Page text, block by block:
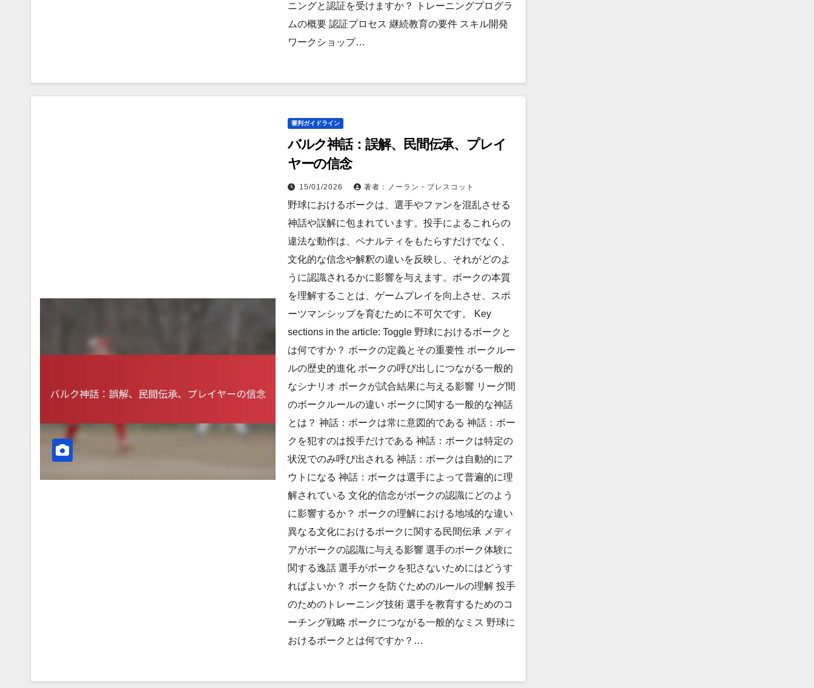
ニングと認証を受けますか？ トレーニングプログラ
ムの概要 認証プロセス 継続教育の要件 スキル開発
ワークショップ…
審判ガイドライン
バルク神話：誤解、民間伝承、プレイ
ヤーの信念
15/01/2026 著者：ノーラン・プレスコット
野球におけるボークは、選手やファンを混乱させる
神話や誤解に包まれています。投手によるこれらの
違法な動作は、ペナルティをもたらすだけでなく、
文化的な信念や解釈の違いを反映し、それがどのよ
うに認識されるかに影響を与えます。ボークの本質
を理解することは、ゲームプレイを向上させ、スポ
ーツマンシップを育むために不可欠です。 Key
sections in the article: Toggle 野球におけるボークと
は何ですか？ ボークの定義とその重要性 ボークルー
ルの歴史的進化 ボークの呼び出しにつながる一般的
なシナリオ ボークが試合結果に与える影響 リーグ間
のボークルールの違い ボークに関する一般的な神話
とは？ 神話：ボークは常に意図的である 神話：ボー
クを犯すのは投手だけである 神話：ボークは特定の
状況でのみ呼び出される 神話：ボークは自動的にア
ウトになる 神話：ボークは選手によって普遍的に理
解されている 文化的信念がボークの認識にどのよう
に影響するか？ ボークの理解における地域的な違い
異なる文化におけるボークに関する民間伝承 メディ
アがボークの認識に与える影響 選手のボーク体験に
関する逸話 選手がボークを犯さないためにはどうす
ればよいか？ ボークを防ぐためのルールの理解 投手
のためのトレーニング技術 選手を教育するためのコ
ーチング戦略 ボークにつながる一般的なミス 野球に
おけるボークとは何ですか？…